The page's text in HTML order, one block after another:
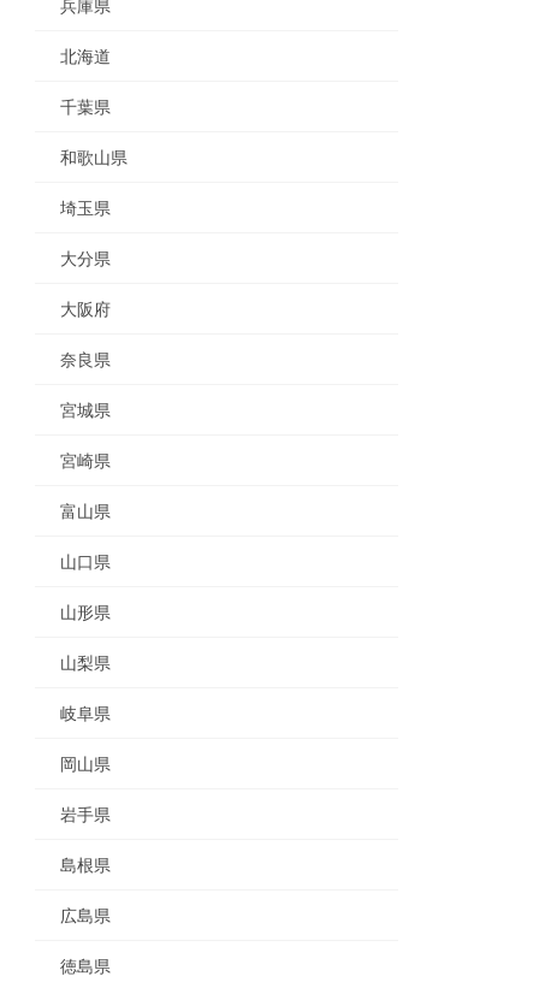
兵庫県
北海道
千葉県
和歌山県
埼玉県
大分県
大阪府
奈良県
宮城県
宮崎県
富山県
山口県
山形県
山梨県
岐阜県
岡山県
岩手県
島根県
広島県
徳島県